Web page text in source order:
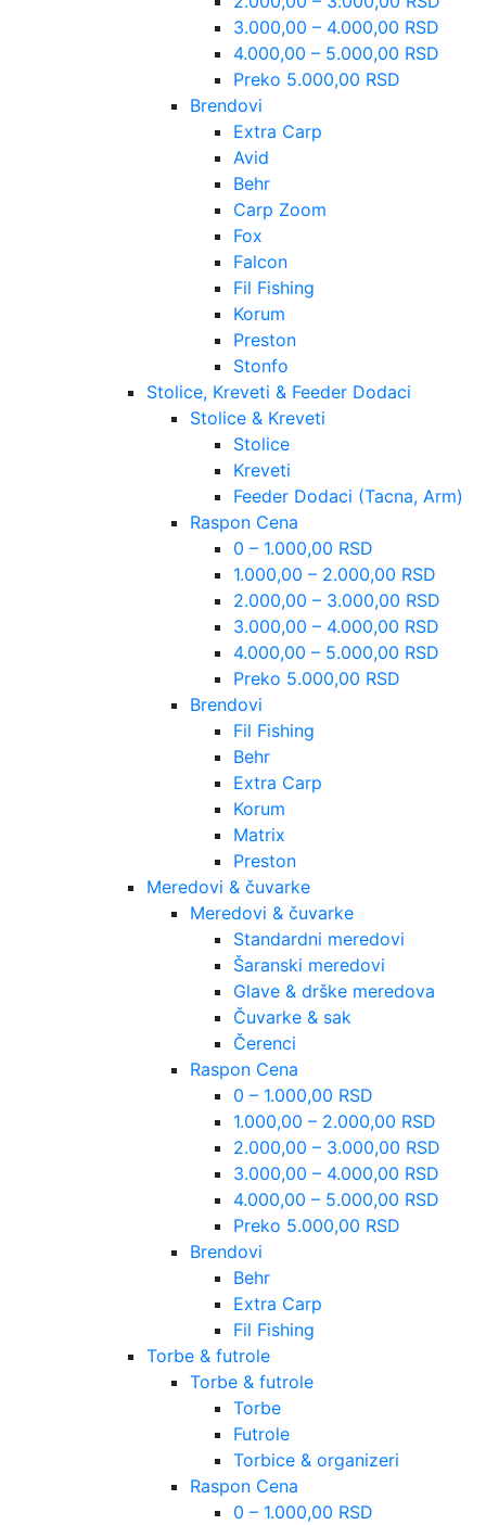
3.000,00 – 4.000,00 RSD
4.000,00 – 5.000,00 RSD
Preko 5.000,00 RSD
Brendovi
Extra Carp
Avid
Behr
Carp Zoom
Fox
Falcon
Fil Fishing
Korum
Preston
Stonfo
Stolice, Kreveti & Feeder Dodaci
Stolice & Kreveti
Stolice
Kreveti
Feeder Dodaci (Tacna, Arm)
Raspon Cena
0 – 1.000,00 RSD
1.000,00 – 2.000,00 RSD
2.000,00 – 3.000,00 RSD
3.000,00 – 4.000,00 RSD
4.000,00 – 5.000,00 RSD
Preko 5.000,00 RSD
Brendovi
Fil Fishing
Behr
Extra Carp
Korum
Matrix
Preston
Meredovi & čuvarke
Meredovi & čuvarke
Standardni meredovi
Šaranski meredovi
Glave & drške meredova
Čuvarke & sak
Čerenci
Raspon Cena
0 – 1.000,00 RSD
1.000,00 – 2.000,00 RSD
2.000,00 – 3.000,00 RSD
3.000,00 – 4.000,00 RSD
4.000,00 – 5.000,00 RSD
Preko 5.000,00 RSD
Brendovi
Behr
Extra Carp
Fil Fishing
Torbe & futrole
Torbe & futrole
Torbe
Futrole
Torbice & organizeri
Raspon Cena
0 – 1.000,00 RSD